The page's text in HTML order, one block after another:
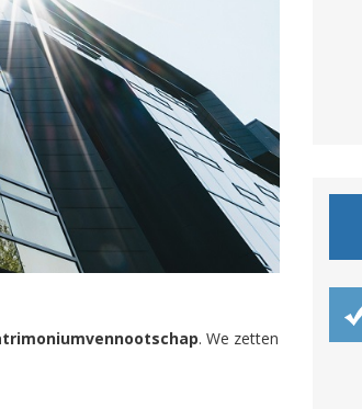
. We zetten